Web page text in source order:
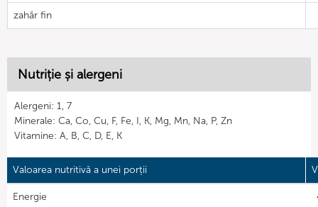
zahăr fin
Nutriție și alergeni
Alergeni: 1, 7
Minerale: Ca, Co, Cu, F, Fe, I, K, Mg, Mn, Na, P, Zn
Vitamine: A, B, C, D, E, K
Valoarea nutritivă a unei porții
Energie